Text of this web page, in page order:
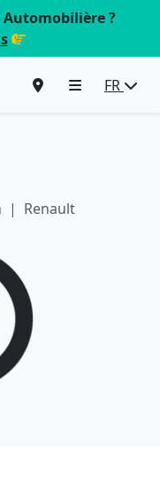
Automobilière ?
FR
Renault